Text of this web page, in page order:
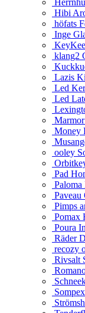
Hibi
höfats
Inge
klang2
Lazis
Led
Led
Money
ooley
Pad
Paveau
Pimps
Pomax
Poura
Räder
recozy
Rivsalt